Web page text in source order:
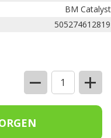
BM
− +